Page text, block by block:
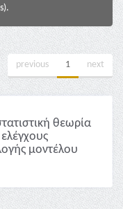
previous 1 next
θεωρία
μοντέλου